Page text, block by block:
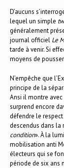
D’aucuns
lequel un simple
généralement
journal officiel Le
tarde à venir. Si
moyens de
N’empêche que
principe de la
Ansi il montre
surprend encore
défendre le
descendus dans la
condition». À la
mobilisation anti
électeurs qui se
période de six ans